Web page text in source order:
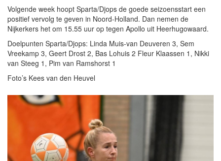
Volgende week hoopt Sparta/Djops de goede seizoensstart een
positief vervolg te geven in Noord-Holland. Dan nemen de
Nijkerkers het om 15.55 uur op tegen Apollo uit Heerhugowaard.
Doelpunten Sparta/Djops: Linda Muis-van Deuveren 3, Sem
Vreekamp 3, Geert Drost 2, Bas Lohuis 2 Fleur Klaassen 1, Nikki
van Steeg 1, Pim van Ramshorst 1
Foto’s Kees van den Heuvel